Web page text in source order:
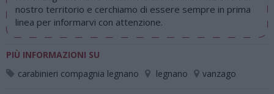
nostro territorio e cerchiamo di essere sempre in prima
linea per informarvi con attenzione.
PIÙ INFORMAZIONI SU
carabinieri compagnia legnano
legnano vanzago